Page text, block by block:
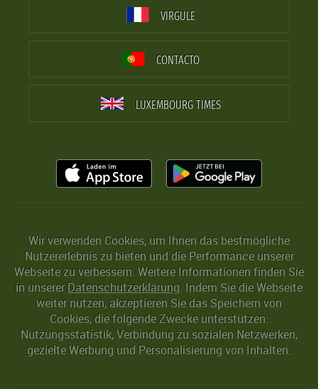
VIRGULE
CONTACTO
LUXEMBOURG TIMES
Wir verwenden Cookies, um Ihnen das bestmögliche
Nutzererlebnis zu bieten und die Performance unserer
Webseite zu verbessern. Weitere Informationen finden Sie
in unserer Datenschutzerklärung. Indem Sie die Webseite
weiter nutzen, akzeptieren Sie das Speichern von
Cookies, die folgende Zwecke unterstützen:
Nutzungsstatistik, Verbindung zu sozialen Netzwerken,
gezielte Werbung und Personalisierung von Inhalten.